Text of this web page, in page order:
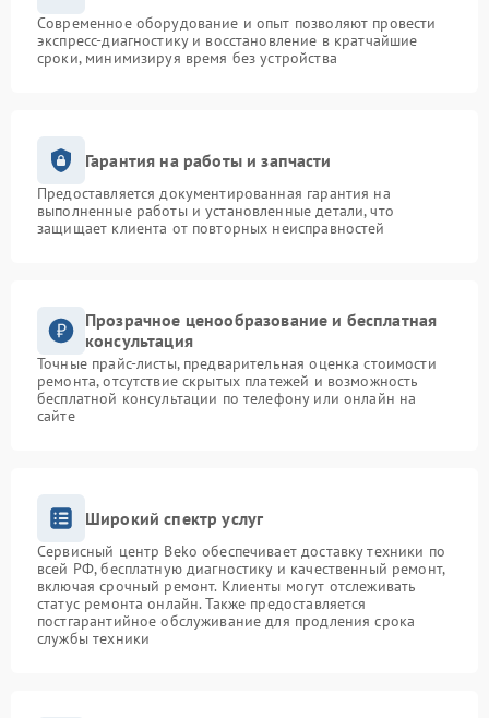
Современное оборудование и опыт позволяют провести
экспресс-диагностику и восстановление в кратчайшие
сроки, минимизируя время без устройства
Гарантия на работы и запчасти
Предоставляется документированная гарантия на
выполненные работы и установленные детали, что
защищает клиента от повторных неисправностей
Прозрачное ценообразование и бесплатная
консультация
Точные прайс-листы, предварительная оценка стоимости
ремонта, отсутствие скрытых платежей и возможность
бесплатной консультации по телефону или онлайн на
сайте
Широкий спектр услуг
Сервисный центр Beko обеспечивает доставку техники по
всей РФ, бесплатную диагностику и качественный ремонт,
включая срочный ремонт. Клиенты могут отслеживать
статус ремонта онлайн. Также предоставляется
постгарантийное обслуживание для продления срока
службы техники